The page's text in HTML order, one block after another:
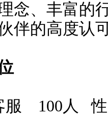
念、丰富的
伴的高度
服 100人